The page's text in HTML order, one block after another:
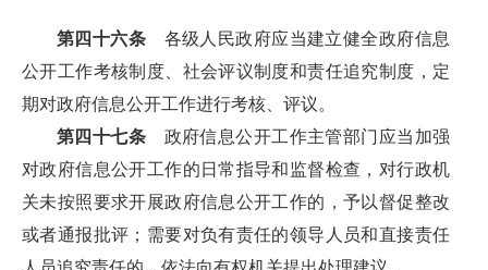
第四十六条 各级人民政府应当建立健全政府信息
公开工作考核制度、社会评议制度和责任追究制度，定
期对政府信息公开工作进行考核、评议。
第四十七条 政府信息公开工作主管部门应当加强
对政府信息公开工作的日常指导和监督检查，对行政机
关未按照要求开展政府信息公开工作的，予以督促整改
或者通报批评；需要对负有责任的领导人员和直接责任